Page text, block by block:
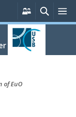
Persönliche
Services
Suche
of EuO